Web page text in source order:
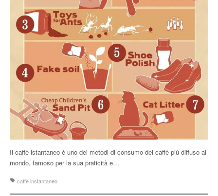
Il caffè istantaneo è uno dei metodi di consumo del caffè più diffuso al
mondo, famoso per la sua praticità e…
caffè instantaneo